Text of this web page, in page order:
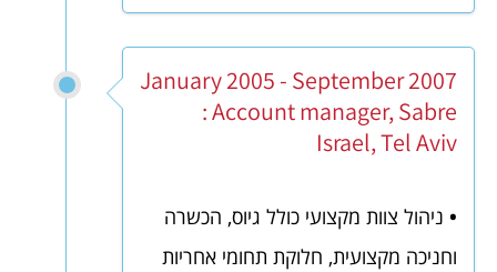
January 2005 - September 2007
: Account manager, Sabre
Israel, Tel Aviv
• ניהול צוות מקצועי כולל גיוס, הכשרה
וחניכה מקצועית, חלוקת תחומי אחריות